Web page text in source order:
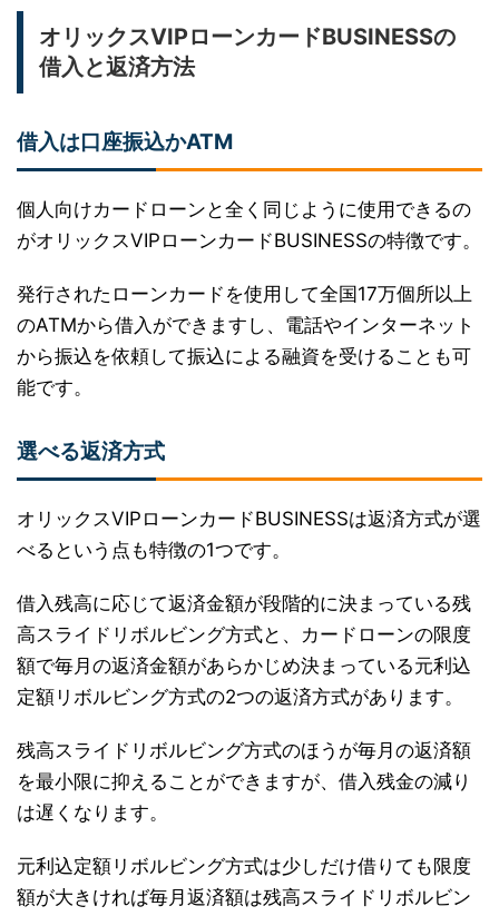
オリックスVIPローンカードBUSINESSの
借入と返済方法
借入は口座振込かATM
個人向けカードローンと全く同じように使用できるの
がオリックスVIPローンカードBUSINESSの特徴です。
発行されたローンカードを使用して全国17万個所以上
のATMから借入ができますし、電話やインターネット
から振込を依頼して振込による融資を受けることも可
能です。
選べる返済方式
オリックスVIPローンカードBUSINESSは返済方式が選
べるという点も特徴の1つです。
借入残高に応じて返済金額が段階的に決まっている残
高スライドリボルビング方式と、カードローンの限度
額で毎月の返済金額があらかじめ決まっている元利込
定額リボルビング方式の2つの返済方式があります。
残高スライドリボルビング方式のほうが毎月の返済額
を最小限に抑えることができますが、借入残金の減り
は遅くなります。
元利込定額リボルビング方式は少しだけ借りても限度
額が大きければ毎月返済額は残高スライドリボルビン